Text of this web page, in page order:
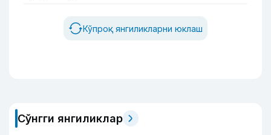
Кўпроқ янгиликларни юклаш
Сўнгги янгиликлар